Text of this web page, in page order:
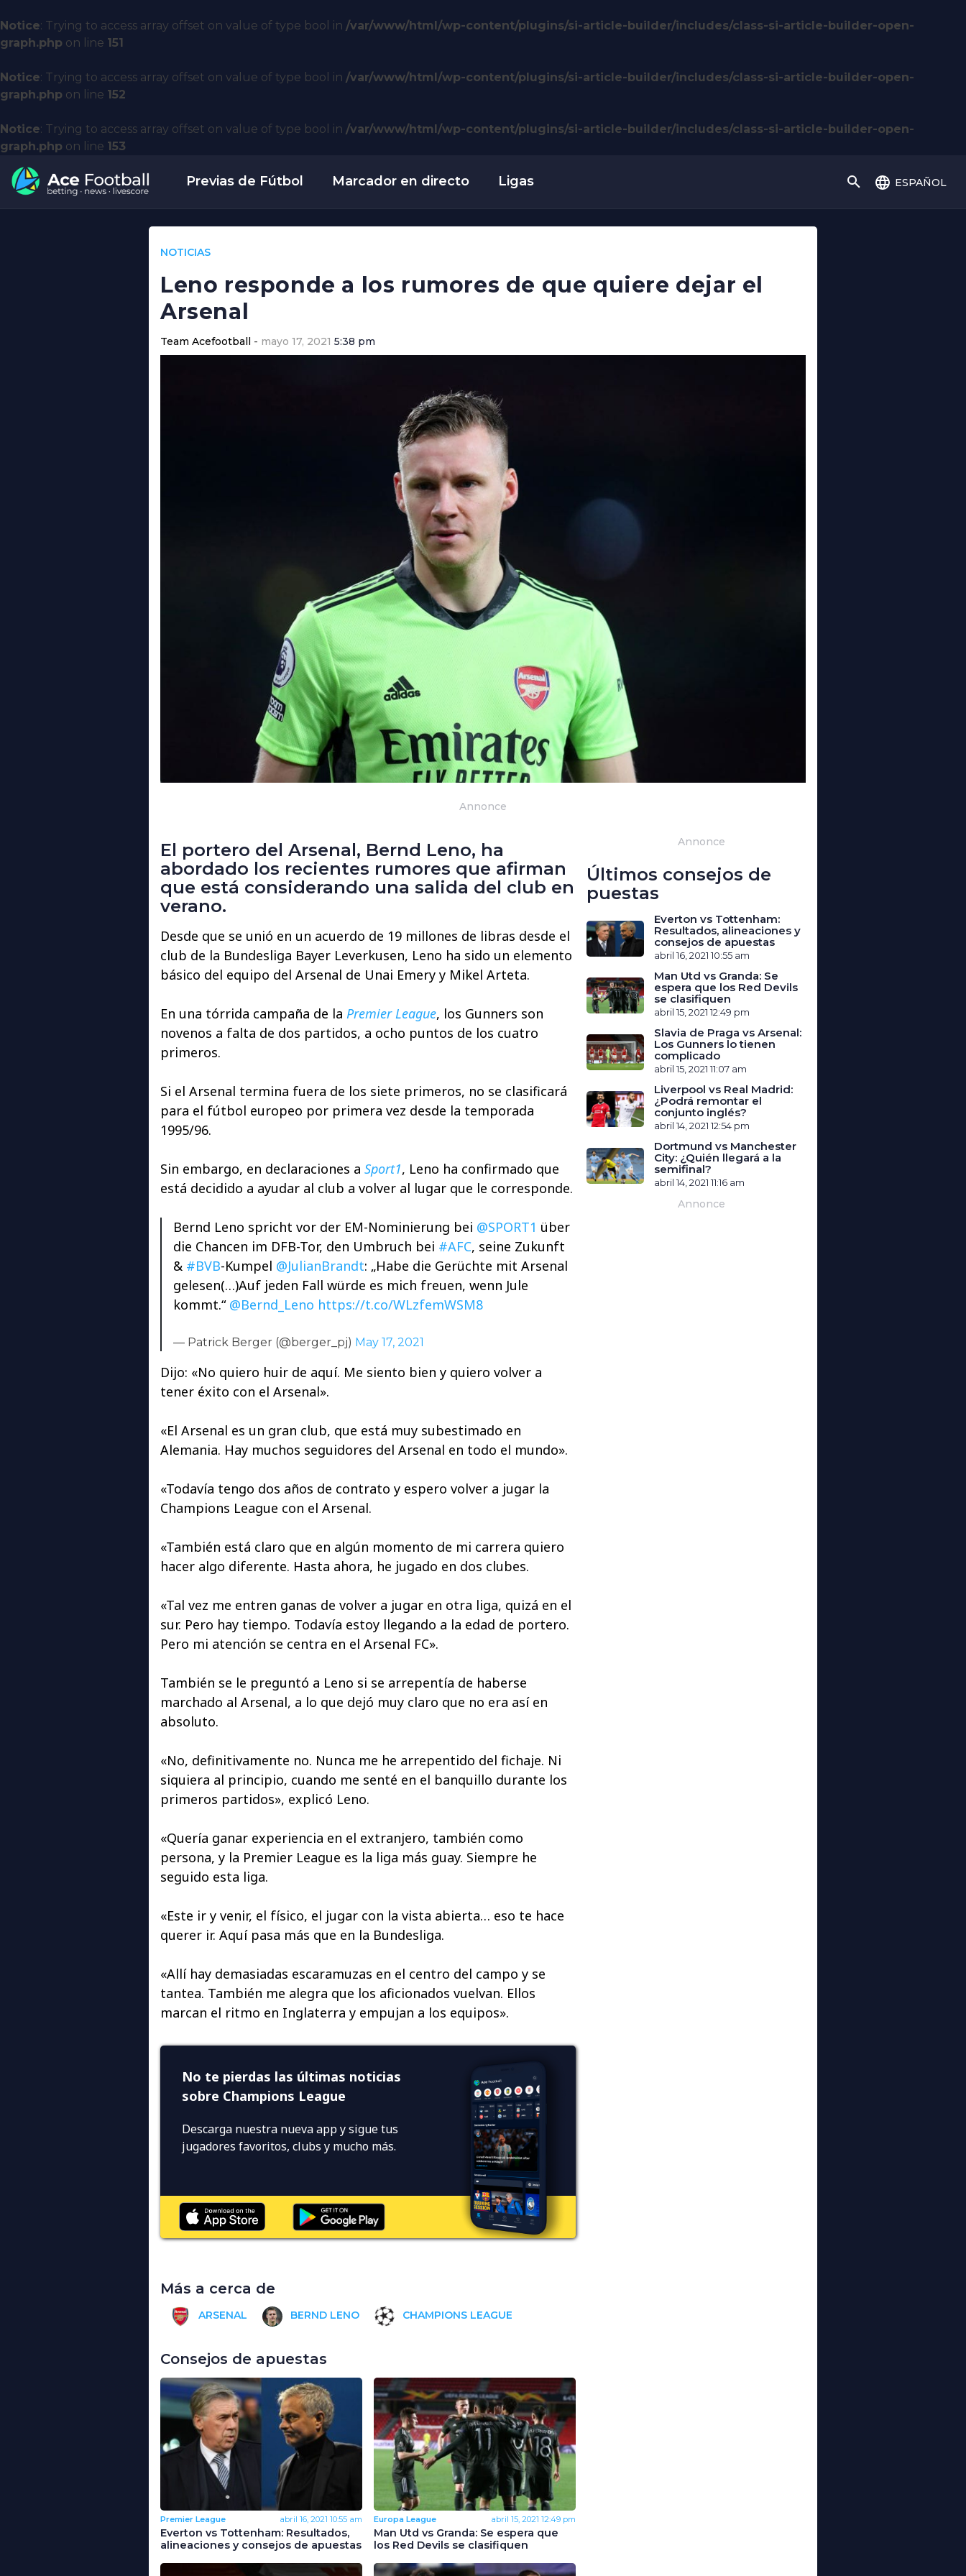
Notice: Trying to access array offset on value of type bool in /var/www/html/wp-content/plugins/si-article-builder/includes/class-si-article-builder-open-
graph.php on line 151
Notice: Trying to access array offset on value of type bool in /var/www/html/wp-content/plugins/si-article-builder/includes/class-si-article-builder-open-
graph.php on line 152
Notice: Trying to access array offset on value of type bool in /var/www/html/wp-content/plugins/si-article-builder/includes/class-si-article-builder-open-
graph.php on line 153
Previas de Fútbol Marcador en directo Ligas español
NOTICIAS
Leno responde a los rumores de que quiere dejar el
Arsenal
Team Acefootball mayo 17, 2021 5:38 pm
Annonce
El portero del Arsenal, Bernd Leno, ha
abordado los recientes rumores que afirman
que está considerando una salida del club en
verano.
Desde que se unió en un acuerdo de 19 millones de libras desde el
club de la Bundesliga Bayer Leverkusen, Leno ha sido un elemento
básico del equipo del Arsenal de Unai Emery y Mikel Arteta.
En una tórrida campaña de la Premier League, los Gunners son
novenos a falta de dos partidos, a ocho puntos de los cuatro
primeros.
Si el Arsenal termina fuera de los siete primeros, no se clasificará
para el fútbol europeo por primera vez desde la temporada
1995/96.
Sin embargo, en declaraciones a Sport1, Leno ha confirmado que
está decidido a ayudar al club a volver al lugar que le corresponde.
Bernd Leno spricht vor der EM-Nominierung bei @SPORT1 über
die Chancen im DFB-Tor, den Umbruch bei #AFC, seine Zukunft
& #BVB-Kumpel @JulianBrandt: „Habe die Gerüchte mit Arsenal
gelesen(…)Auf jeden Fall würde es mich freuen, wenn Jule
kommt.“ @Bernd_Leno https://t.co/WLzfemWSM8
— Patrick Berger (@berger_pj) May 17, 2021
Dijo: «No quiero huir de aquí. Me siento bien y quiero volver a
tener éxito con el Arsenal».
«El Arsenal es un gran club, que está muy subestimado en
Alemania. Hay muchos seguidores del Arsenal en todo el mundo».
«Todavía tengo dos años de contrato y espero volver a jugar la
Champions League con el Arsenal.
«También está claro que en algún momento de mi carrera quiero
hacer algo diferente. Hasta ahora, he jugado en dos clubes.
«Tal vez me entren ganas de volver a jugar en otra liga, quizá en el
sur. Pero hay tiempo. Todavía estoy llegando a la edad de portero.
Pero mi atención se centra en el Arsenal FC».
También se le preguntó a Leno si se arrepentía de haberse
marchado al Arsenal, a lo que dejó muy claro que no era así en
absoluto.
«No, definitivamente no. Nunca me he arrepentido del fichaje. Ni
siquiera al principio, cuando me senté en el banquillo durante los
primeros partidos», explicó Leno.
«Quería ganar experiencia en el extranjero, también como
persona, y la Premier League es la liga más guay. Siempre he
seguido esta liga.
«Este ir y venir, el físico, el jugar con la vista abierta… eso te hace
querer ir. Aquí pasa más que en la Bundesliga.
«Allí hay demasiadas escaramuzas en el centro del campo y se
tantea. También me alegra que los aficionados vuelvan. Ellos
marcan el ritmo en Inglaterra y empujan a los equipos».
No te pierdas las últimas noticias
sobre Champions League
Descarga nuestra nueva app y sigue tus
jugadores favoritos, clubs y mucho más.
Más a cerca de
ARSENAL BERND LENO CHAMPIONS LEAGUE
Consejos de apuestas
Premier League abril 16, 2021 10:55 am
Everton vs Tottenham: Resultados,
alineaciones y consejos de apuestas
Europa League abril 15, 2021 12:49 pm
Man Utd vs Granda: Se espera que
los Red Devils se clasifiquen
Annonce
Últimos consejos de
puestas
Everton vs Tottenham:
Resultados, alineaciones y
consejos de apuestas
abril 16, 2021 10:55 am
Man Utd vs Granda: Se
espera que los Red Devils
se clasifiquen
abril 15, 2021 12:49 pm
Slavia de Praga vs Arsenal:
Los Gunners lo tienen
complicado
abril 15, 2021 11:07 am
Liverpool vs Real Madrid:
¿Podrá remontar el
conjunto inglés?
abril 14, 2021 12:54 pm
Dortmund vs Manchester
City: ¿Quién llegará a la
semifinal?
abril 14, 2021 11:16 am
Annonce